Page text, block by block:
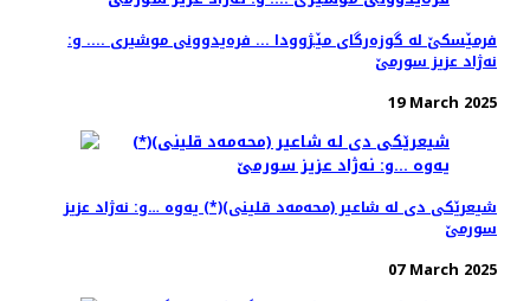
فرمێسكێ له‌ گوزه‌رگای مێـژوودا ... فره‌یدوونی موشیری .... و:
نه‌ژاد عزیز سورمێ
19 March 2025
شیعرێكی دی له ‌شاعیر (محه‌مه‌د قلینی)(*) یه‌وه‌ …و: نه‌ژاد عزیز
سورمێ
07 March 2025